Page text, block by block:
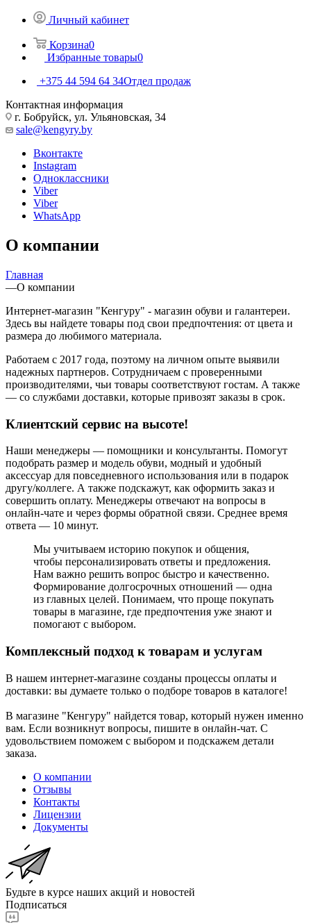
Личный кабинет
Корзина0
Избранные товары0
+375 44 594 64 34Отдел продаж
Контактная информация
г. Бобруйск, ул. Ульяновская, 34
sale@kengyry.by
Вконтакте
Instagram
Одноклассники
Viber
Viber
WhatsApp
О компании
Главная
—О компании
Интернет-магазин "Кенгуру" - магазин обуви и галантереи.
Здесь вы найдете товары под свои предпочтения: от цвета и
размера до любимого материала.
Работаем с 2017 года, поэтому на личном опыте выявили
надежных партнеров. Сотрудничаем с проверенными
производителями, чьи товары соответствуют гостам. А также
— со службами доставки, которые привозят заказы в срок.
Клиентский сервис на высоте!
Наши менеджеры — помощники и консультанты. Помогут
подобрать размер и модель обуви, модный и удобный
аксессуар для повседневного использования или в подарок
другу/коллеге. А также подскажут, как оформить заказ и
совершить оплату. Менеджеры отвечают на вопросы в
онлайн-чате и через формы обратной связи. Среднее время
ответа — 10 минут.
Мы учитываем историю покупок и общения,
чтобы персонализировать ответы и предложения.
Нам важно решить вопрос быстро и качественно.
Формирование долгосрочных отношений — одна
из главных целей. Понимаем, что проще покупать
товары в магазине, где предпочтения уже знают и
помогают с выбором.
Комплексный подход к товарам и услугам
В нашем интернет-магазине созданы процессы оплаты и
доставки: вы думаете только о подборе товаров в каталоге!
В магазине "Кенгуру" найдется товар, который нужен именно
вам. Если возникнут вопросы, пишите в онлайн-чат. С
удовольствием поможем с выбором и подскажем детали
заказа.
О компании
Отзывы
Контакты
Лицензии
Документы
Будьте в курсе наших акций и новостей
Подписаться